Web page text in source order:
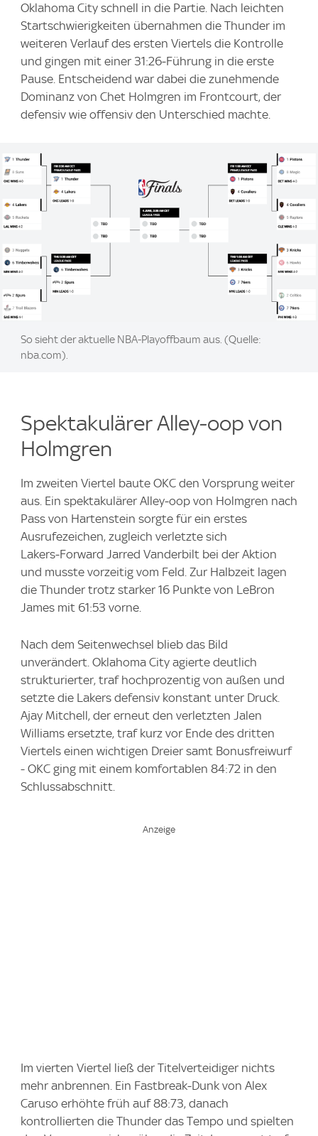
Oklahoma City schnell in die Partie. Nach leichten
Startschwierigkeiten übernahmen die Thunder im
weiteren Verlauf des ersten Viertels die Kontrolle
und gingen mit einer 31:26‑Führung in die erste
Pause. Entscheidend war dabei die zunehmende
Dominanz von Chet Holmgren im Frontcourt, der
defensiv wie offensiv den Unterschied machte.
Image:
So sieht der aktuelle NBA-Playoffbaum aus. (Quelle:
nba.com).
Spektakulärer Alley‑oop von
Holmgren
Im zweiten Viertel baute OKC den Vorsprung weiter
aus. Ein spektakulärer Alley‑oop von Holmgren nach
Pass von Hartenstein sorgte für ein erstes
Ausrufezeichen, zugleich verletzte sich
Lakers‑Forward Jarred Vanderbilt bei der Aktion
und musste vorzeitig vom Feld. Zur Halbzeit lagen
die Thunder trotz starker 16 Punkte von LeBron
James mit 61:53 vorne.
Nach dem Seitenwechsel blieb das Bild
unverändert. Oklahoma City agierte deutlich
strukturierter, traf hochprozentig von außen und
setzte die Lakers defensiv konstant unter Druck.
Ajay Mitchell, der erneut den verletzten Jalen
Williams ersetzte, traf kurz vor Ende des dritten
Viertels einen wichtigen Dreier samt Bonusfreiwurf
- OKC ging mit einem komfortablen 84:72 in den
Schlussabschnitt.
Im vierten Viertel ließ der Titelverteidiger nichts
mehr anbrennen. Ein Fastbreak‑Dunk von Alex
Caruso erhöhte früh auf 88:73, danach
kontrollierten die Thunder das Tempo und spielten